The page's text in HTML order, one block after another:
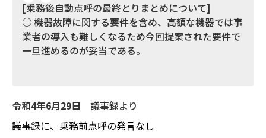
[乗務後自動点呼の最終とりまとめについて]
○ 機器故障に関する要件を含め、高額な機器では事
業者の導入も難しくなるため今回提案された要件で
一旦進めるのが妥当である。
令和4年6月29日 議事録より
議事録に、乗務前点呼の発言なし